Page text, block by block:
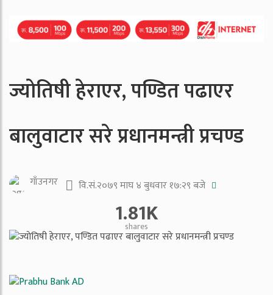
ज्याेतिषी हेराएर, पण्डित पढाएर
बालुवाटार सरे प्रधानमन्त्री प्रचण्ड
गाँउनगर वि.सं.२०७९ माघ ४ बुधवार १७:२९ बजे
1.81K
shares